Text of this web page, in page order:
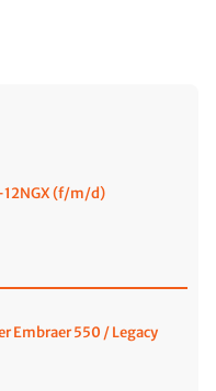
12NGX (f/m/d)
Embraer 550 / Legacy